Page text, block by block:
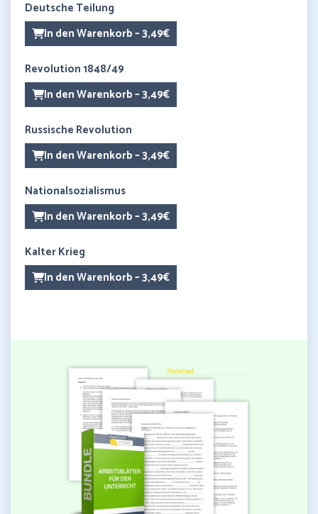
Deutsche Teilung
In den Warenkorb – 3,49€
Revolution 1848/49
In den Warenkorb – 3,49€
Russische Revolution
In den Warenkorb – 3,49€
Nationalsozialismus
In den Warenkorb – 3,49€
Kalter Krieg
In den Warenkorb – 3,49€